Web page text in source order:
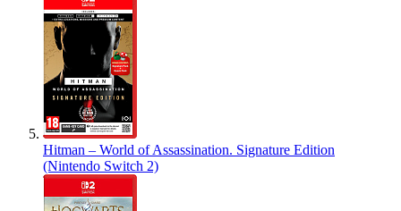
Hitman – World of Assassination. Signature Edition
(Nintendo Switch 2)